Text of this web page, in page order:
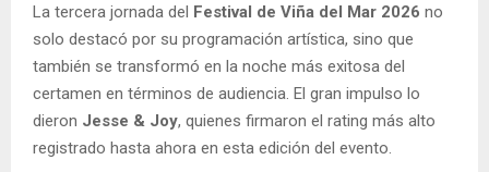
N
U
La tercera jornada del Festival de Viña del Mar 2026 no
solo destacó por su programación artística, sino que
también se transformó en la noche más exitosa del
certamen en términos de audiencia. El gran impulso lo
dieron Jesse & Joy, quienes firmaron el rating más alto
registrado hasta ahora en esta edición del evento.